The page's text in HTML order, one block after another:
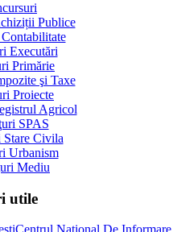
Publice
Executări
Primărie
şi Taxe
Proiecte
Agricol
SPAS
Civila
Urbanism
Mediu
utile